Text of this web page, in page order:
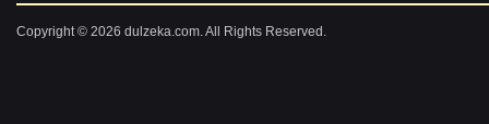
Copyright © 2026 dulzeka.com. All Rights Reserved.